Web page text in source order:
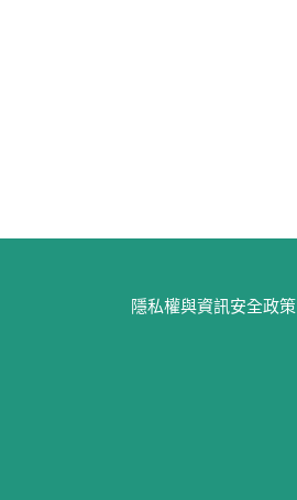
:::
隱私權與資訊安全政策